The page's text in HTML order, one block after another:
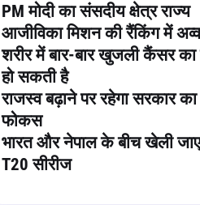
PM मोदी का संसदीय क्षेत्र राज्य
आजीविका मिशन की रैंकिंग में
शरीर में बार-बार खुजली कैंसर
हो सकती है
राजस्व बढ़ाने पर रहेगा सरकार का
फोकस
भारत और नेपाल के बीच खेली
T20 सीरीज